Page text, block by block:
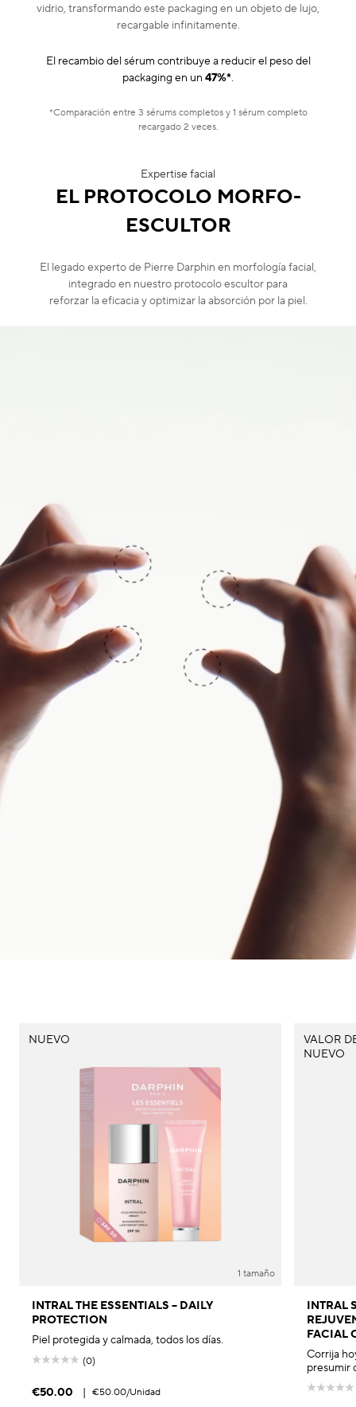
vidrio, transformando este packaging en un objeto de lujo,
recargable infinitamente.
El recambio del sérum contribuye a reducir el peso del
packaging en un 47%*.
*Comparación entre 3 sérums completos y 1 sérum completo
recargado 2 veces.
Expertise facial
EL PROTOCOLO MORFO-
ESCULTOR
El legado experto de Pierre Darphin en morfología facial,
integrado en nuestro protocolo escultor para
reforzar la eficacia y optimizar la absorción por la piel.
NUEVO
1 tamaño
INTRAL THE ESSENTIALS – DAILY
PROTECTION
Piel protegida y calmada, todos los días.
(0)
€50.00 | €50.00/Unidad
VALOR
NUEVO
INTRAL
FACIAL
Corrija
presumir